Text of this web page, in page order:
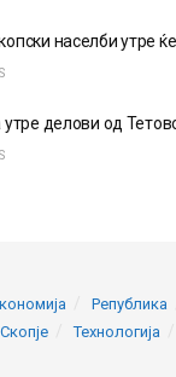
населби утре
утре делови од
Република
Скопје Технологија